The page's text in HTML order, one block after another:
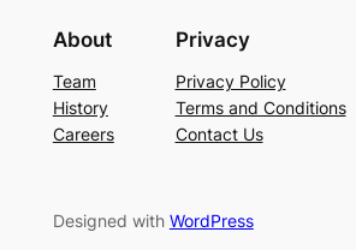
About
Team
History
Careers
Privacy
Privacy Policy
Terms and Conditions
Contact Us
Designed with WordPress